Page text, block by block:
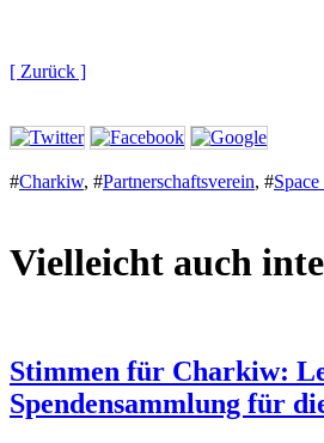
[ Zurück ]
#Charkiw, #Partnerschaftsverein, #
Vielleicht auch
Stimmen für Charkiw:
Spendensammlung für